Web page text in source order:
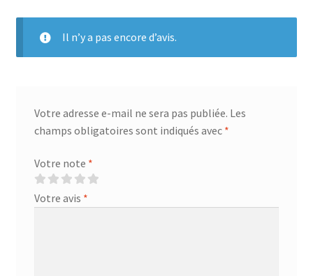
Il n’y a pas encore d’avis.
Votre adresse e-mail ne sera pas publiée. Les
champs obligatoires sont indiqués avec *
Votre note *
Votre avis *